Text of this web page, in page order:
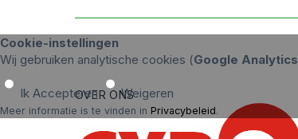
Cookie-instellingen
Wij gebruiken analytische cookies (Google Analytics
Ik Accepteren Weigeren
Meer informatie is te vinden in Privacybeleid.
OVER ONS